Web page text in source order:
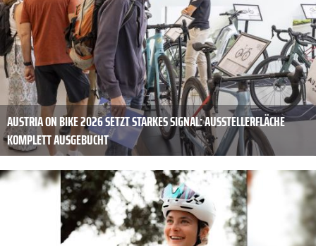
AUSTRIA ON BIKE 2026 SETZT STARKES SIGNAL: AUSSTELLERFLÄCHE
KOMPLETT AUSGEBUCHT